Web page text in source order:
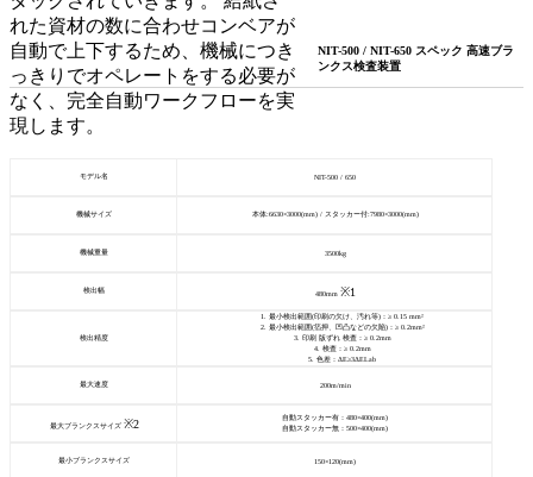
れた資材の数に合わせコンベアが
自動で上下するため、機械につき
っきりでオペレートをする必要が
なく、完全自動ワークフローを実
現します。
NIT-500 / NIT-650 スペック 高速ブラ
ンクス検査装置
モデル名 NIT-500 / 650
機械サイズ 本体:6630×3000(mm) / スタッカー付:7980×3000(mm)
機械重量 3500kg
検出幅 480mm ※1
検出精度
1. 最小検出範囲(印刷の欠け、汚れ等)：≥ 0.15 mm²
2. 最小検出範囲(箔押、凹凸などの欠陥)：≥ 0.2mm²
3. 印刷 版ずれ 検査：≥ 0.2mm
4. 検査：≥ 0.2mm
5. 色差：ΔE≥3ΔELab
最大速度 200m/min
最大ブランクスサイズ ※2
自動スタッカー有：480×400(mm)
自動スタッカー無：500×400(mm)
最小ブランクスサイズ 150×120(mm)